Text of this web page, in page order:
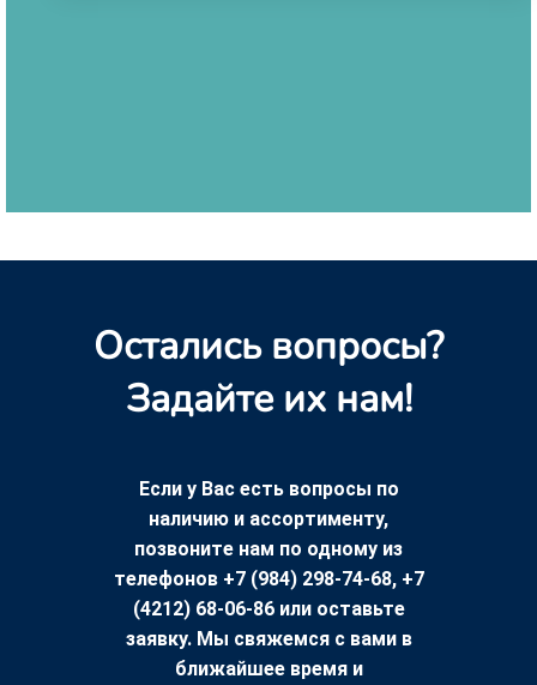
Остались вопросы?
Задайте их нам!
Если у Вас есть вопросы по
наличию и ассортименту,
позвоните нам по одному из
телефонов +7 (984) 298-74-68, +7
(4212) 68-06-86 или оставьте
заявку. Мы свяжемся с вами в
ближайшее время и